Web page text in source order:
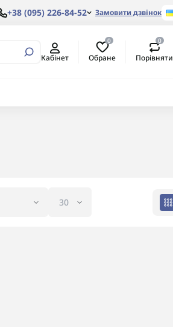
+38 (095) 226-84-52 Замовити дзвінок
Кабінет
0
Обране
0
Порівняти